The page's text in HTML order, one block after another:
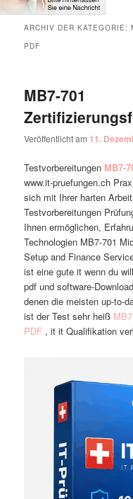
ARCHIV DER KATEGORIE:
PDF
MB7-701
Veröffentlicht am 11.
Testvorbereitungen MB7-
www.it-pruefungen.ch
sich mit Ihrer harten
Testvorbereitungen
Ihnen ermöglichen,
Technologien MB7-701
Setup and Finance
ist eine gute it wenn du
pdf und software-
denen die meisten up-to-
ist der Test sehr heiß
PDF , it it Qualifikation